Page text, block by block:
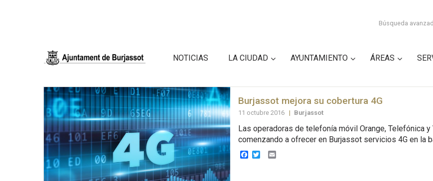
Búsqueda
NOTICIAS LA CIUDAD AYUNTAMIENTO ÁREAS
Burjassot mejora su cobertura 4G
11 octubre 2016 | Burjassot
Las operadoras de telefonía móvil Orange, Telefónica
comenzando a ofrecer en Burjassot servicios 4G en la
Facebook
TwitterEmail